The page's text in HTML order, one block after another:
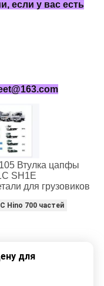
если у вас есть
Втулка цапфы
SH1E
для грузовиков
Hino 700 частей
для